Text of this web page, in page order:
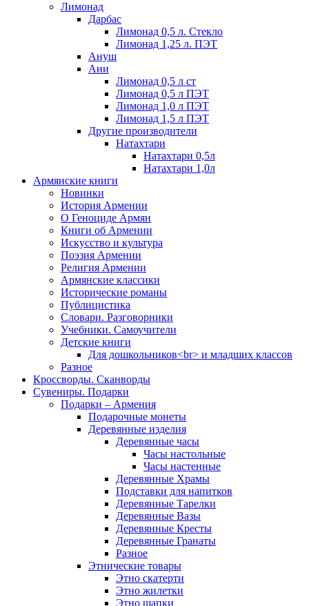
Лимонад
Дарбас
Лимонад 0,5 л. Стекло
Лимонад 1,25 л. ПЭТ
Ануш
Ани
Лимонад 0,5 л ст
Лимонад 0,5 л ПЭТ
Лимонад 1,0 л ПЭТ
Лимонад 1,5 л ПЭТ
Другие производители
Натахтари
Натахтари 0,5л
Натахтари 1,0л
Армянские книги
Новинки
История Армении
О Геноциде Армян
Книги об Армении
Иcкусство и культура
Поэзия Армении
Религия Армении
Армянские классики
Исторические романы
Публицистика
Словари. Разговорники
Учебники. Самоучители
Детские книги
Для дошкольников<br> и младших классов
Разное
Кроссворды. Сканворды
Сувениры. Подарки
Подарки – Армения
Подарочные монеты
Деревянные изделия
Деревянные часы
Часы настольные
Часы настенные
Деревянные Храмы
Подставки для напитков
Деревянные Тарелки
Деревянные Вазы
Деревянные Кресты
Деревянные Гранаты
Разное
Этнические товары
Этно скатерти
Этно жилетки
Этно шапки